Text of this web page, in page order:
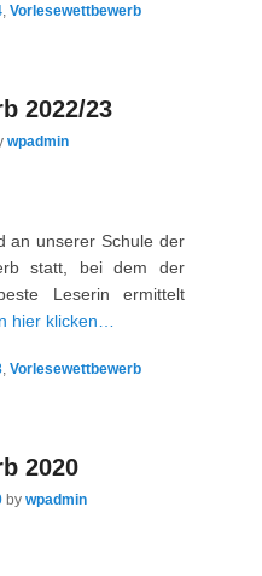
Vorlesewettbewerb
2022/23
wpadmin
an unserer Schule der
statt, bei dem der
Leserin ermittelt
hier klicken…
Vorlesewettbewerb
2020
by wpadmin